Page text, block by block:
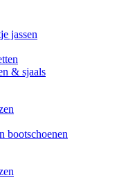
jassen
& sjaals
bootschoenen